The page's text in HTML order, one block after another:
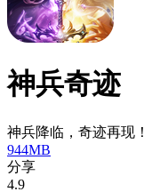
神兵奇迹
神兵降临，奇迹再现！
944MB
分享
4.9